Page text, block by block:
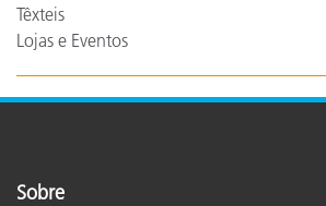
Têxteis
Lojas e Eventos
Sobre